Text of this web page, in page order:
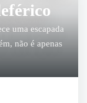
uma escapada
não é apenas